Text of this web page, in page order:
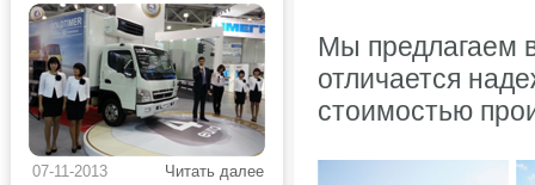
Мы предлагаем
отличается
стоимостью
Читать далее
07-11-2013